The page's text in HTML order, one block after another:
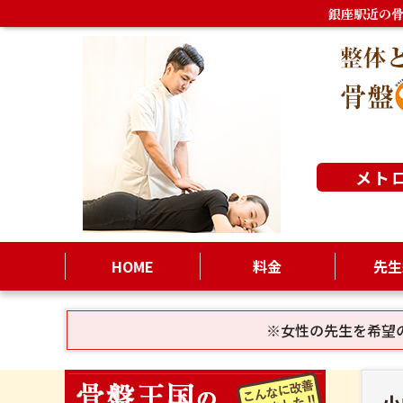
銀座駅近の
メト
HOME 料金 先
※女性の先生を希望